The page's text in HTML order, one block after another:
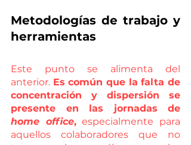
Metodologías de trabajo y
herramientas
Este punto se alimenta del
anterior. Es común que la falta de
concentración y dispersión se
home office, especialmente para
aquellos colaboradores que no